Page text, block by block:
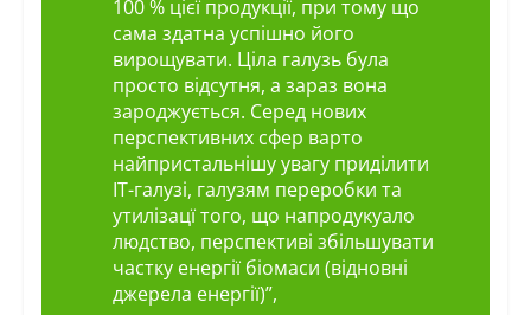
100 % цієї продукції, при тому що
сама здатна успішно його
вирощувати. Ціла галузь була
просто відсутня, а зараз вона
зароджується. Серед нових
перспективних сфер варто
найпристальнішу увагу приділити
ІТ-галузі, галузям переробки та
утилізацї того, що напродукуало
людство, перспективі збільшувати
частку енергії біомаси (відновні
джерела енергії)”,